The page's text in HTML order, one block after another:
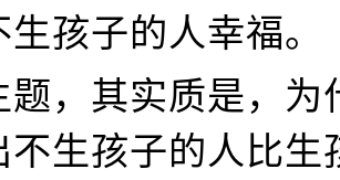
孩子的人幸福。
题，其实质是，为
不生孩子的人比生